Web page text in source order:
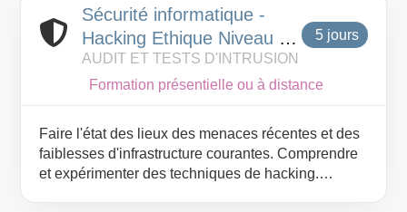
Sécurité informatique -
Hacking Ethique Niveau 2
Technique d'audit et de
pentesting avancée
AUDIT ET TESTS D'INTRUSION
5 jours
Formation présentielle ou à distance
Faire l'état des lieux des menaces récentes et des
faiblesses d'infrastructure courantes. Comprendre
et expérimenter des techniques de hacking.